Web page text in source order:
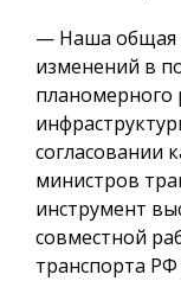
— Наша общая
изменений в
планомерного
согласовании
министров
инструмент
совместной
транспорта